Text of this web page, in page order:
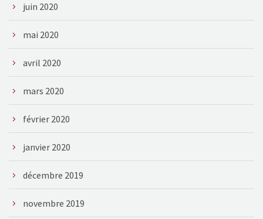
juin 2020
mai 2020
avril 2020
mars 2020
février 2020
janvier 2020
décembre 2019
novembre 2019